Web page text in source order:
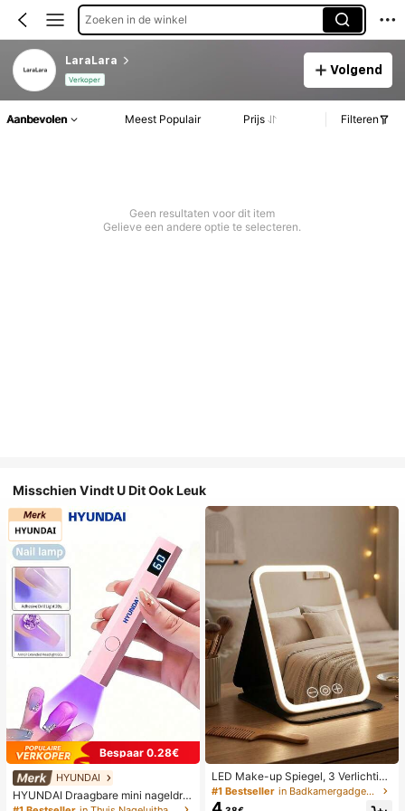
Zoeken in de winkel
LaraLara
Verkoper
Volgend
Aanbevolen Meest Populair Prijs Filteren
Geen resultaten voor dit item
Gelieve een andere optie te selecteren.
Misschien Vindt U Dit Ook Leuk
Bespaar 0.28€
HYUNDAI
HYUNDAI Draagbare mini nageldro
ger, oplaadbare handlamp UV/LED
LED Make-up Spiegel, 3 Verlichting
smodi, Verstelbare Helderheid, Draa
gbaar Vouwbaar Ontwerp, Geschikt
#1 Bestseller in Badkamergadgets die favoriet zijn bij klanten B